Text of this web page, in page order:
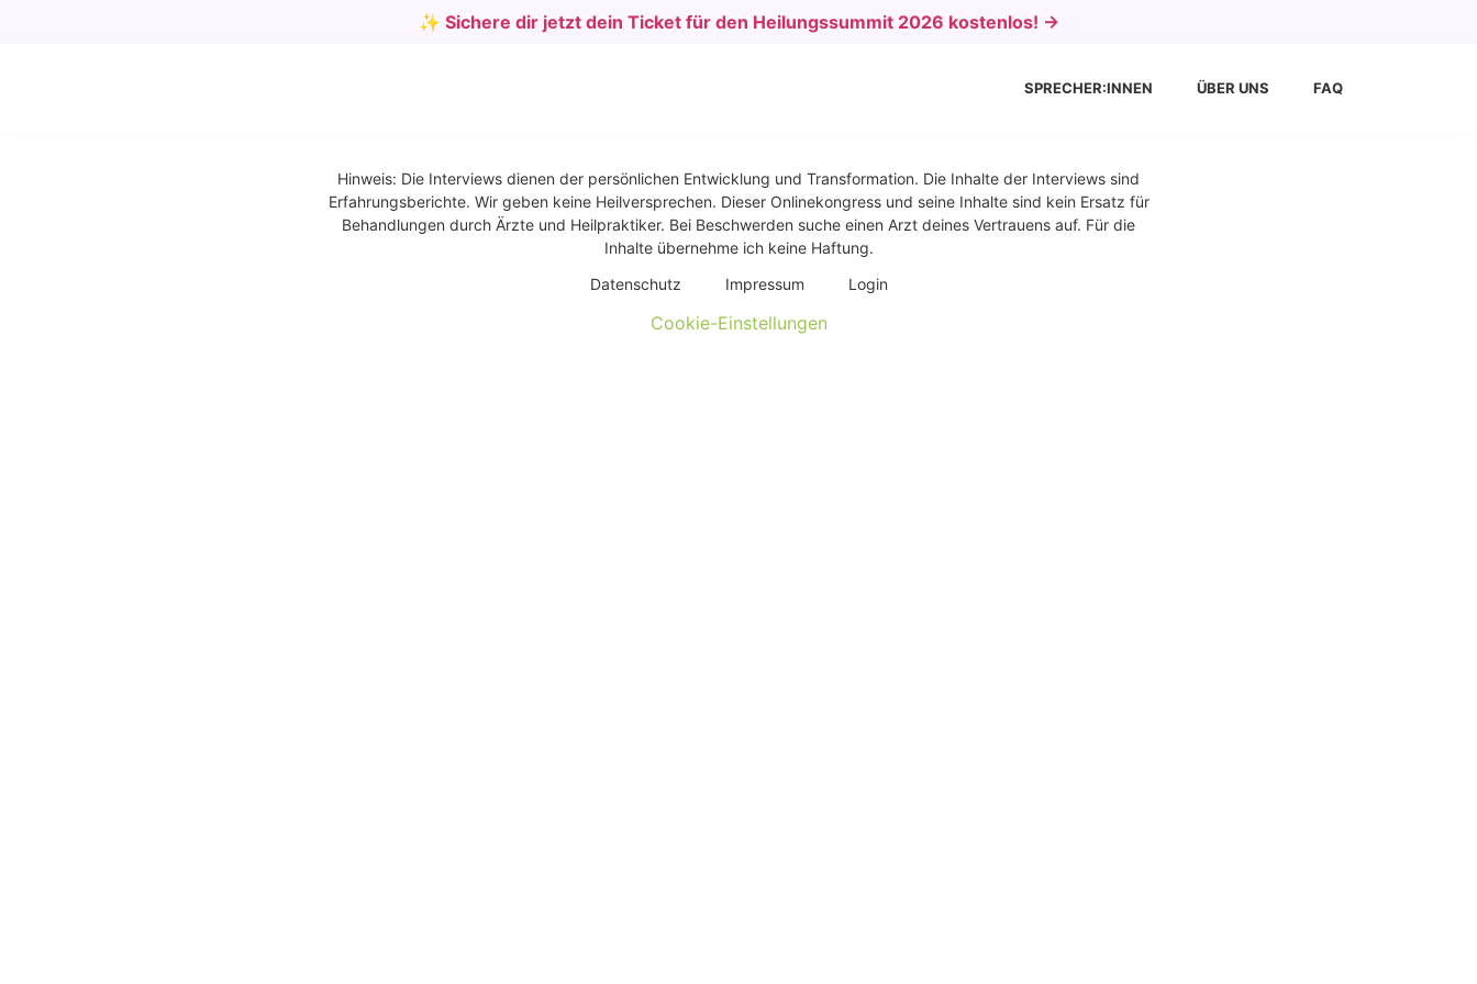
✨ Sichere dir jetzt dein Ticket für den Heilungssummit 2026 kostenlos! →
SPRECHER:INNEN ÜBER UNS FAQ
Hinweis: Die Interviews dienen der persönlichen Entwicklung und Transformation. Die Inhalte der Interviews sind
Erfahrungsberichte. Wir geben keine Heilversprechen. Dieser Onlinekongress und seine Inhalte sind kein Ersatz für
Behandlungen durch Ärzte und Heilpraktiker. Bei Beschwerden suche einen Arzt deines Vertrauens auf. Für die
Inhalte übernehme ich keine Haftung.
Daten­schutz
Impres­sum Log­in
Cookie-Einstellungen